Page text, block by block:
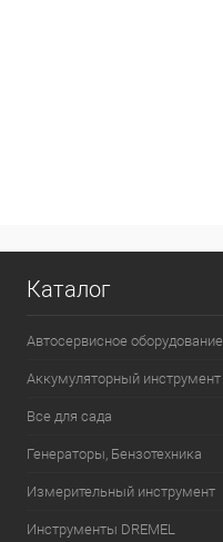
Каталог
Автосервисное оборудование
Аккумуляторный инструмент
Все для сада
Генераторы, Бензотехника
Измерительный инструмент
Инструменты DREMEL